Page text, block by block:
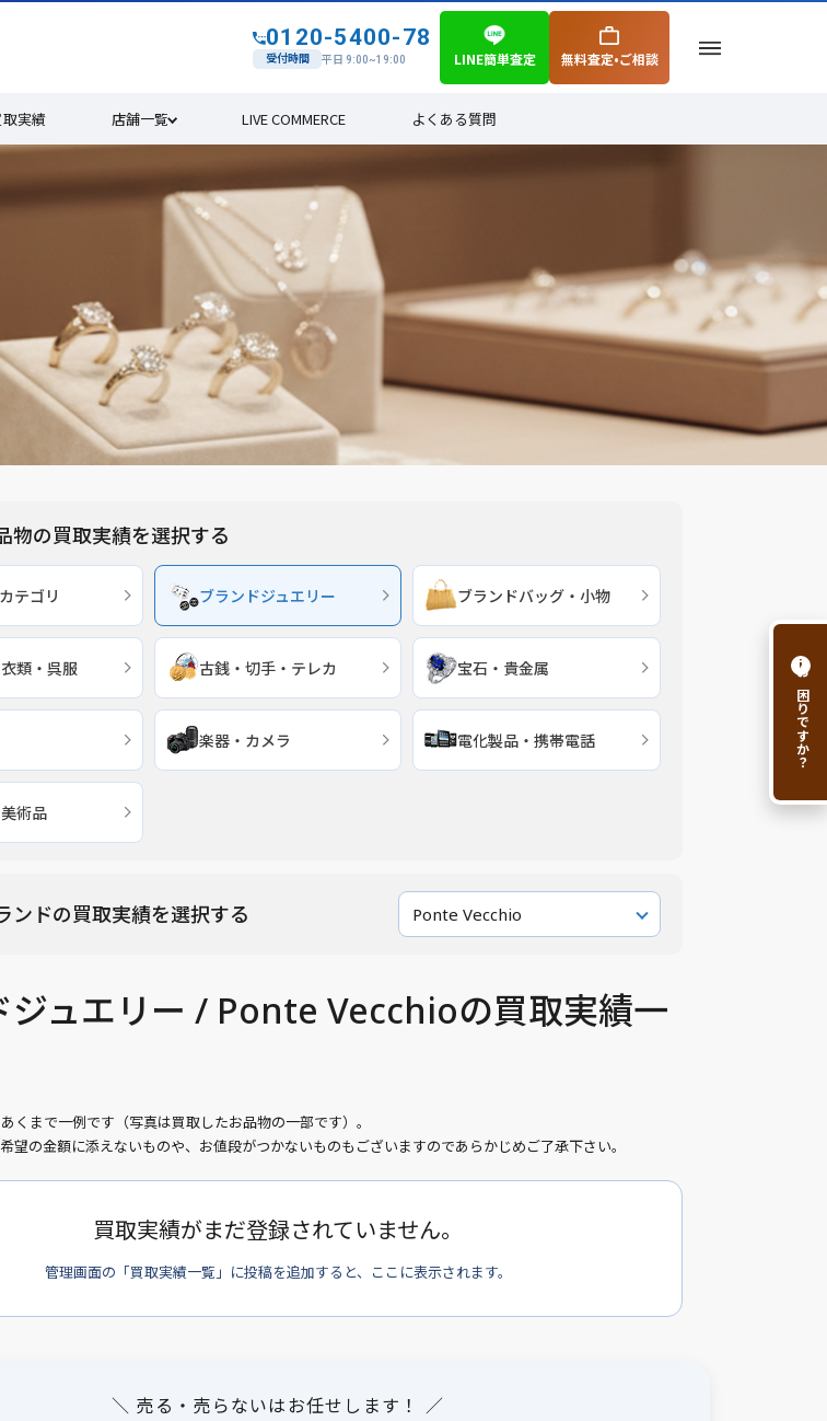
0120-5400-78
受付時間 平日 9:00~19:00 LINE簡単査定 無料査定•ご相談
取実績 店舗一覧 LIVE COMMERCE よくある質問
物の買取実績を選択する
テゴリ ブランドジュエリー ブランドバッグ・小物
類・呉服 古銭・切手・テレカ 宝石・貴金属
楽器・カメラ 電化製品・携帯電話
術品
ンドの買取実績を選択する Ponte Vecchio
ジュエリー / Ponte Vecchioの買取実績一
くまで一例です（写真は買取したお品物の一部です）。
望の金額に添えないものや、お値段がつかないものもございますのであらかじめご了承下さい。
買取実績がまだ登録されていません。
管理画面の「買取実績一覧」に投稿を追加すると、ここに表示されます。
＼ 売る・売らないはお任せします！ ／
i
お困りですか？